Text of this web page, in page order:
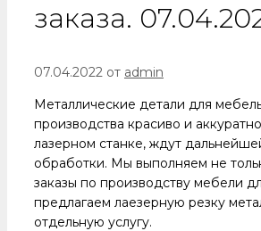
заказа.
07.04.2022 от admin
Металлические детали для
производства красиво и
лазерном станке, ждут
обработки. Мы выполняем не
заказы по производству мебели
предлагаем лаезерную резку
отдельную услугу.